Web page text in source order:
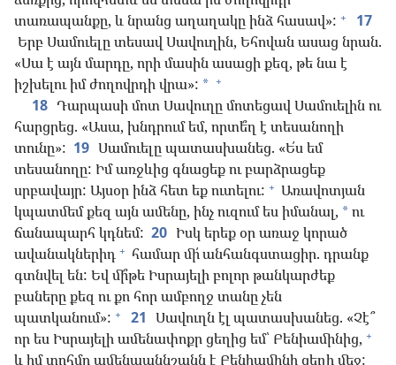
տառապանքը, և նրանց աղաղակը ինձ հասավ»: +
17
Երբ Սամուելը տեսավ Սավուղին, Եհովան ասաց նրան.
«Սա է այն մարդը, որի մասին ասացի քեզ, թե նա է
իշխելու իմ ժողովրդի վրա»: * +
18 Դարպասի մոտ Սավուղը մոտեցավ Սամուելին ու
հարցրեց. «Ասա, խնդրում եմ, որտե՞ղ է տեսանողի
տունը»: 19 Սամուելը պատասխանեց. «Ե՛ս եմ
տեսանողը: Իմ առջևից գնացեք ու բարձրացեք
սրբավայր: Այսօր ինձ հետ եք ուտելու: + Առավոտյան
կպատմեմ քեզ այն ամենը, ինչ ուզում ես իմանալ, *ու
ճանապարհ կդնեմ: 20 Իսկ երեք օր առաջ կորած
ավանակներիդ + համար մի՛ անհանգստացիր. դրանք
գտնվել են: Եվ մի՞թե Իսրայելի բոլոր թանկարժեք
բաները քեզ ու քո հոր ամբողջ տանը չեն
պատկանում»: + 21 Սավուղն էլ պատասխանեց. «Չէ՞
որ ես Իսրայելի ամենափոքր ցեղից եմ՝ Բենիամինից, +
և իմ տոհմը ամենաաննշանն է Բենիամինի ցեղի մեջ: